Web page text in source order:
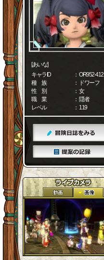
[あいな]
キャラID
： OR952-412
種 族
： ドワーフ
性 別
： 女
職 業
： 隠者
レベル
： 119